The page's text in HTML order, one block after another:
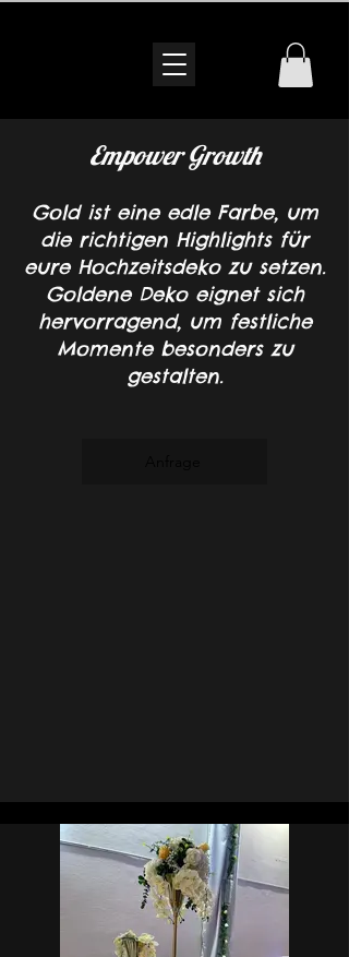
Empower Growth
Gold ist eine edle Farbe, um
die richtigen Highlights für
eure Hochzeitsdeko zu setzen.
Goldene Deko eignet sich
hervorragend, um festliche
Momente besonders zu
gestalten.